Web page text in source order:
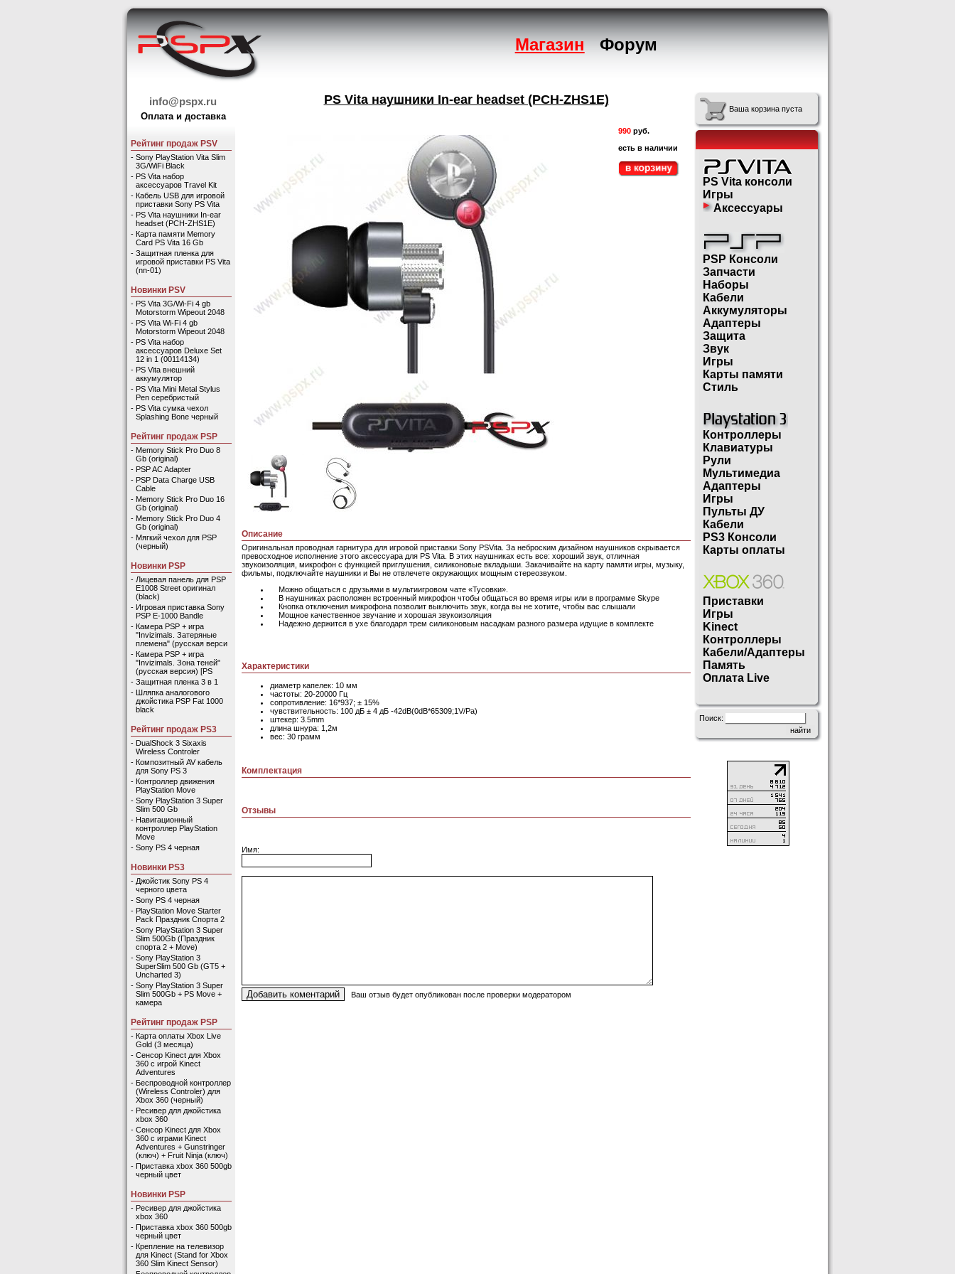
Магазин Форум
info@pspx.ru
Оплата и доставка
Рейтинг продаж PSV
- Sony PlayStation Vita Slim
3G/WiFi Black
- PS Vita набор
аксессуаров Travel Kit
- Кабель USB для игровой
приставки Sony PS Vita
- PS Vita наушники In-ear
headset (PCH-ZHS1E)
- Карта памяти Memory
Card PS Vita 16 Gb
- Защитная пленка для
игровой приставки PS Vita
(nn-01)
Новинки PSV
- PS Vita 3G/Wi-Fi 4 gb
Motorstorm Wipeout 2048
- PS Vita Wi-Fi 4 gb
Motorstorm Wipeout 2048
- PS Vita набор
аксессуаров Deluxe Set
12 in 1 (00114134)
- PS Vita внешний
аккумулятор
- PS Vita Mini Metal Stylus
Pen серебристый
- PS Vita сумка чехол
Splashing Bone черный
Рейтинг продаж PSP
- Memory Stick Pro Duo 8
Gb (original)
- PSP AC Adapter
- PSP Data Charge USB
Cable
- Memory Stick Pro Duo 16
Gb (original)
- Memory Stick Pro Duo 4
Gb (original)
- Мягкий чехол для PSP
(черный)
Новинки PSP
- Лицевая панель для PSP
E1008 Street оригинал
(black)
- Игровая приставка Sony
PSP E-1000 Bandle
- Камера PSP + игра
"Invizimals. Затеряные
племена" (русская верси
- Камера PSP + игра
"Invizimals. Зона теней"
(русская версия) [PS
- Защитная пленка 3 в 1
- Шляпка аналогового
джойстика PSP Fat 1000
black
Рейтинг продаж PS3
- DualShock 3 Sixaxis
Wireless Controler
- Композитный AV кабель
для Sony PS 3
- Контроллер движения
PlayStation Move
- Sony PlayStation 3 Super
Slim 500 Gb
- Навигационный
контроллер PlayStation
Move
- Sony PS 4 черная
Новинки PS3
- Джойстик Sony PS 4
черного цвета
- Sony PS 4 черная
- PlayStation Move Starter
Pack Праздник Спорта 2
- Sony PlayStation 3 Super
Slim 500Gb (Праздник
спорта 2 + Move)
- Sony PlayStation 3
SuperSlim 500 Gb (GT5 +
Uncharted 3)
- Sony PlayStation 3 Super
Slim 500Gb + PS Move +
камера
Рейтинг продаж PSP
- Карта оплаты Xbox Live
Gold (3 месяца)
- Сенсор Kinect для Xbox
360 с игрой Kinect
Adventures
- Беспроводной контроллер
(Wireless Controler) для
Xbox 360 (черный)
- Ресивер для джойстика
xbox 360
- Сенсор Kinect для Xbox
360 с играми Kinect
Adventures + Gunstringer
(ключ) + Fruit Ninja (ключ)
- Приставка xbox 360 500gb
черный цвет
Новинки PSP
- Ресивер для джойстика
xbox 360
- Приставка xbox 360 500gb
черный цвет
- Крепление на телевизор
для Kinect (Stand for Xbox
360 Slim Kinect Sensor)
PS Vita наушники In-ear headset (PCH-ZHS1E)
990 руб.
есть в наличии
Описание
Оригинальная проводная гарнитура для игровой приставки Sony PSVita. За неброским дизайном наушников скрывается
превосходное исполнение этого аксессуара для PS Vita. В этих наушниках есть все: хороший звук, отличная
звукоизоляция, микрофон с функцией приглушения, силиконовые вкладыши. Закачивайте на карту памяти игры, музыку,
фильмы, подключайте наушники и Вы не отвлечете окружающих мощным стереозвуком.
Можно общаться с друзьями в мультиигровом чате «Тусовки».
В наушниках расположен встроенный микрофон чтобы общаться во время игры или в программе Skype
Кнопка отключения микрофона позволит выключить звук, когда вы не хотите, чтобы вас слышали
Мощное качественное звучание и хорошая звукоизоляция
Надежно держится в ухе благодаря трем силиконовым насадкам разного размера идущие в комплекте
Характеристики
диаметр капелек: 10 мм
частоты: 20-20000 Гц
сопротивление: 16*937; ± 15%
чувствительность: 100 дБ ± 4 дБ -42dB(0dB*65309;1V/Pa)
штекер: 3.5mm
длина шнура: 1,2м
вес: 30 грамм
Комплектация
Отзывы
Имя:
Ваш отзыв будет опубликован после проверки модератором
Ваша корзина пуста
PS Vita консоли
Игры
Аксессуары
PSP Консоли
Запчасти
Наборы
Кабели
Аккумуляторы
Адаптеры
Защита
Звук
Игры
Карты памяти
Стиль
Контроллеры
Клавиатуры
Рули
Мультимедиа
Адаптеры
Игры
Пульты ДУ
Кабели
PS3 Консоли
Карты оплаты
Приставки
Игры
Kinect
Контроллеры
Кабели/Адаптеры
Память
Оплата Live
Поиск: